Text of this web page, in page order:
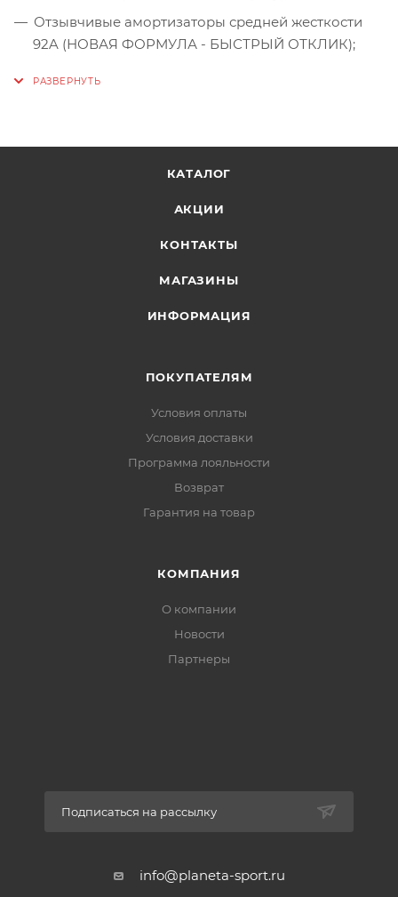
Отзывчивые амортизаторы средней жесткости
92A (НОВАЯ ФОРМУЛА - БЫСТРЫЙ ОТКЛИК);
Стандартная высота подвески;
Дека 8.125“ - 8.25” Подвеска 6” = Дека 8.3”+;
Обращаем ваше внимание - цена указана за две
КАТАЛОГ
АКЦИИ
КОНТАКТЫ
МАГАЗИНЫ
ИНФОРМАЦИЯ
ПОКУПАТЕЛЯМ
Условия оплаты
Условия доставки
Программа лояльности
Возврат
Гарантия на товар
КОМПАНИЯ
О компании
Новости
Партнеры
Подписаться на рассылку
info@planeta-sport.ru